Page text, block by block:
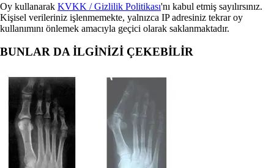
Oy kullanarak KVKK / Gizlilik Politikası'nı kabul etmiş sayılırsınız.
Kişisel verileriniz işlenmemekte, yalnızca IP adresiniz tekrar oy
kullanımını önlemek amacıyla geçici olarak saklanmaktadır.
BUNLAR DA İLGİNİZİ ÇEKEBİLİR